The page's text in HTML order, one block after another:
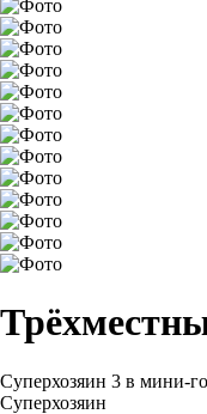
Суперхозяин 3 в мини-
Суперхозяин